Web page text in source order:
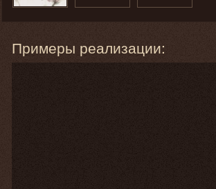
Примеры реализации: